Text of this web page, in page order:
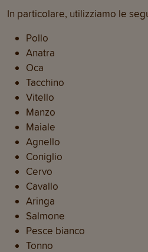
In particolare, utilizziamo le
Pollo
Anatra
Oca
Tacchino
Vitello
Manzo
Maiale
Agnello
Coniglio
Cervo
Cavallo
Aringa
Salmone
Pesce bianco
Tonno